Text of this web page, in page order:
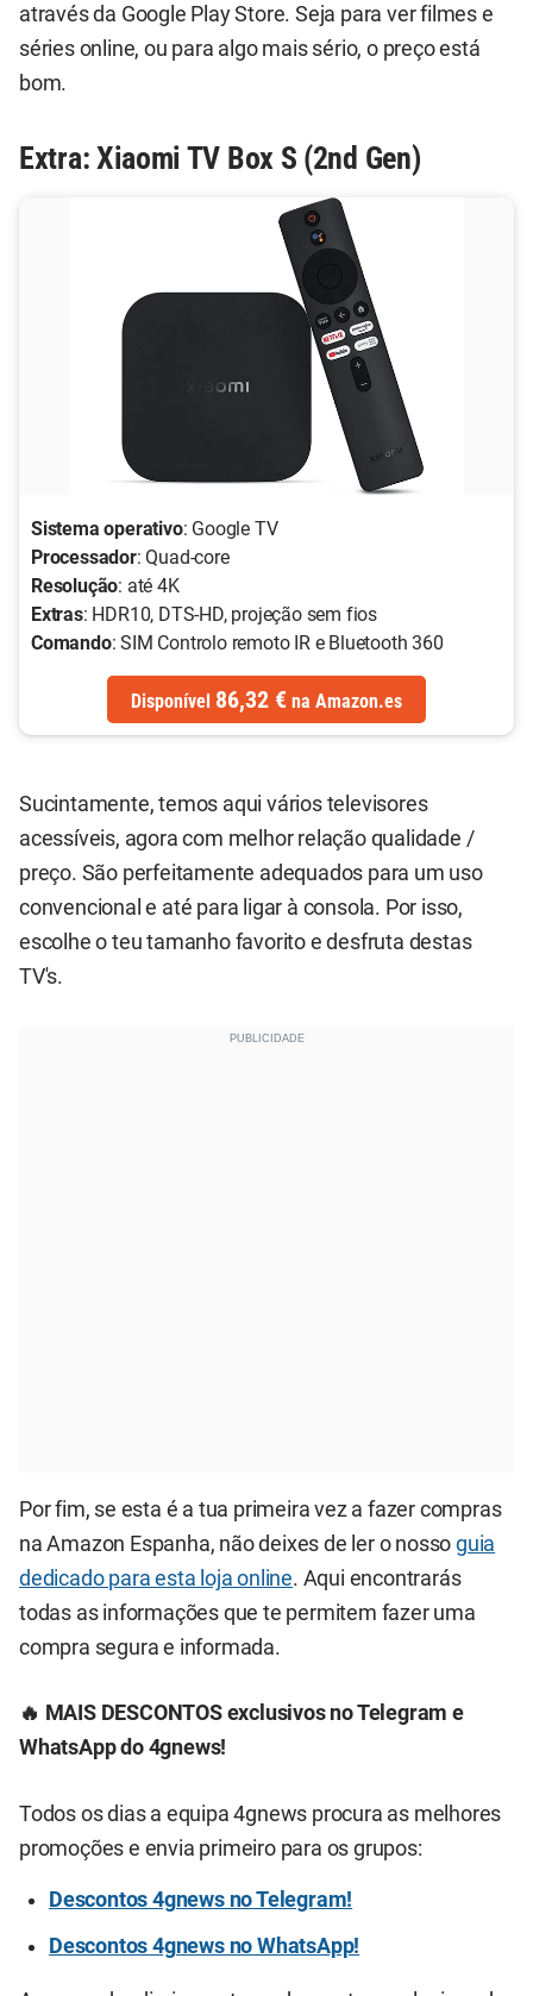
através da Google Play Store. Seja para ver filmes e
séries online, ou para algo mais sério, o preço está
bom.
Extra: Xiaomi TV Box S (2nd Gen)
Sistema operativo: Google TV
Processador: Quad-core
Resolução: até 4K
Extras: HDR10, DTS-HD, projeção sem fios
Comando: SIM Controlo remoto IR e Bluetooth 360
Disponível 86,32 € na Amazon.es
Sucintamente, temos aqui vários televisores
acessíveis, agora com melhor relação qualidade /
preço. São perfeitamente adequados para um uso
convencional e até para ligar à consola. Por isso,
escolhe o teu tamanho favorito e desfruta destas
TV's.
Por fim, se esta é a tua primeira vez a fazer compras
na Amazon Espanha, não deixes de ler o nosso guia
dedicado para esta loja online. Aqui encontrarás
todas as informações que te permitem fazer uma
compra segura e informada.
🔥 MAIS DESCONTOS exclusivos no Telegram e
WhatsApp do 4gnews!
Todos os dias a equipa 4gnews procura as melhores
promoções e envia primeiro para os grupos:
Descontos 4gnews no Telegram!
Descontos 4gnews no WhatsApp!